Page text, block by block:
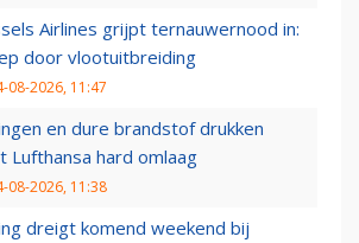
Airlines grijpt ternauwernood in:
door vlootuitbreiding
08-2026, 11:47
en dure brandstof drukken
Lufthansa hard omlaag
08-2026, 11:38
dreigt komend weekend bij